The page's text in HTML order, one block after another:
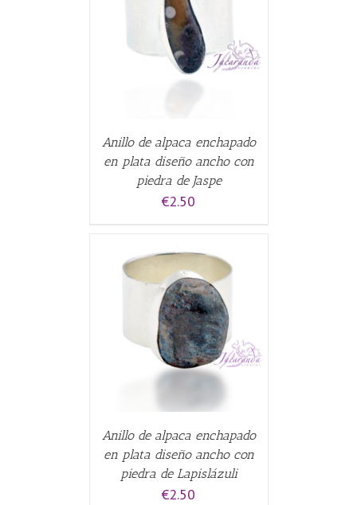
Anillo de alpaca enchapado
en plata diseño ancho con
piedra de Jaspe
€2.50
Anillo de alpaca enchapado
en plata diseño ancho con
piedra de Lapislázuli
€2.50